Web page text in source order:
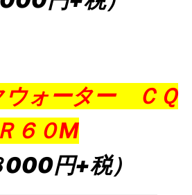
ウォーター ＣＱ
Ｒ６０M
000円+税）